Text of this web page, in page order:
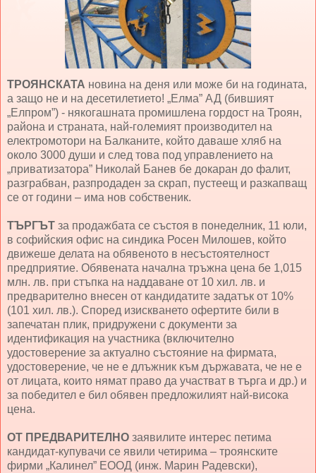
ТРОЯНСКАТА новина на деня или може би на годината,
а защо не и на десетилетието! „Елма” АД (бившият
„Елпром”) - някогашната промишлена гордост на Троян,
района и страната, най-големият производител на
електромотори на Балканите, който даваше хляб на
около 3000 души и след това под управлението на
„приватизатора” Николай Банев бе докаран до фалит,
разграбван, разпродаден за скрап, пустеещ и разкапващ
се от години – има нов собственик.
ТЪРГЪТ за продажбата се състоя в понеделник, 11 юли,
в софийския офис на синдика Росен Милошев, който
движеше делата на обявеното в несъстоятелност
предприятие. Обявената начална тръжна цена бе 1,015
млн. лв. при стъпка на наддаване от 10 хил. лв. и
предварително внесен от кандидатите задатък от 10%
(101 хил. лв.). Според изискването офертите били в
запечатан плик, придружени с документи за
идентификация на участника (включително
удостоверение за актуално състояние на фирмата,
удостоверение, че не е длъжник към държавата, че не е
от лицата, които нямат право да участват в търга и др.) и
за победител е бил обявен предложилият най-висока
цена.
ОТ ПРЕДВАРИТЕЛНО заявилите интерес петима
кандидат-купувачи се явили четирима – троянските
фирми „Калинел” ЕООД (инж. Марин Радевски),